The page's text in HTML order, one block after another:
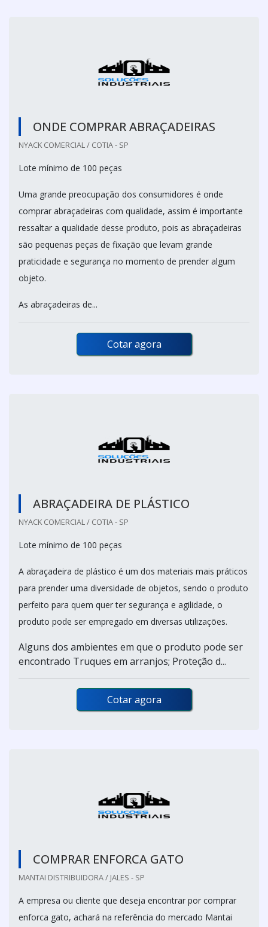
ONDE COMPRAR ABRAÇADEIRAS
NYACK COMERCIAL / COTIA - SP
Lote mínimo de 100 peças
Uma grande preocupação dos consumidores é onde
comprar abraçadeiras com qualidade, assim é importante
ressaltar a qualidade desse produto, pois as abraçadeiras
são pequenas peças de fixação que levam grande
praticidade e segurança no momento de prender algum
objeto.
As abraçadeiras de...
Cotar agora
ABRAÇADEIRA DE PLÁSTICO
NYACK COMERCIAL / COTIA - SP
Lote mínimo de 100 peças
A abraçadeira de plástico é um dos materiais mais práticos
para prender uma diversidade de objetos, sendo o produto
perfeito para quem quer ter segurança e agilidade, o
produto pode ser empregado em diversas utilizações.
Alguns dos ambientes em que o produto pode ser
encontrado Truques em arranjos; Proteção d...
Cotar agora
COMPRAR ENFORCA GATO
MANTAI DISTRIBUIDORA / JALES - SP
A empresa ou cliente que deseja encontrar por comprar
enforca gato, achará na referência do mercado Mantai